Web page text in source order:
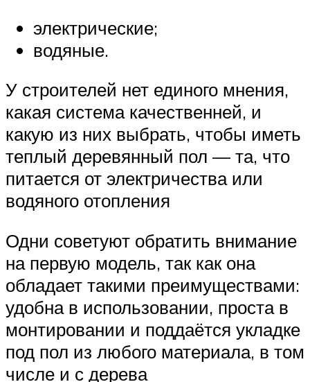
электрические;
водяные.
У строителей нет единого мнения,
какая система качественней, и
какую из них выбрать, чтобы иметь
теплый деревянный пол — та, что
питается от электричества или
водяного отопления
Одни советуют обратить внимание
на первую модель, так как она
обладает такими преимуществами:
удобна в использовании, проста в
монтировании и поддаётся укладке
под пол из любого материала, в том
числе и с дерева